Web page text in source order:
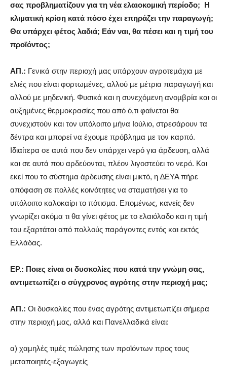
σας προβληµατίζουν για τη νέα ελαιοκοµική περίοδο; Η
κλιµατική κρίση κατά πόσο έχει επηράζει την παραγωγή;
Θα υπάρχει φέτος λαδιά; Εάν ναι, θα πέσει και η τιµή του
προϊόντος;
AΠ.: Γενικά στην περιοχή µας υπάρχουν αγροτεµάχια µε
ελιές που είναι φορτωµένες, αλλού µε µέτρια παραγωγή και
αλλού µε µηδενική. Φυσικά και η συνεχόµενη ανοµβρία και οι
αυξηµένες θερµοκρασίες που από ό,τι φαίνεται θα
συνεχιστούν και τον υπόλοιπο µήνα Ιούλιο, στρεσάρουν τα
δέντρα και µπορεί να έχουµε πρόβληµα µε τον καρπό.
Ιδιαίτερα σε αυτά που δεν υπάρχει νερό για άρδευση, αλλά
και σε αυτά που αρδεύονται, πλέον λιγοστεύει το νερό. Και
εκεί που το σύστηµα άρδευσης είναι µικτό, η ∆ΕΥΑ πήρε
απόφαση σε πολλές κοινότητες να σταµατήσει για το
υπόλοιπο καλοκαίρι το πότισµα. Εποµένως, κανείς δεν
γνωρίζει ακόµα τι θα γίνει φέτος µε το ελαιόλαδο και η τιµή
του εξαρτάται από πολλούς παράγοντες εντός και εκτός
Ελλάδας.
ΕΡ.: Ποιες είναι οι δυσκολίες που κατά την γνώµη σας,
αντιµετωπίζει ο σύγχρονος αγρότης στην περιοχή µας;
AΠ.: Οι δυσκολίες που ένας αγρότης αντιµετωπίζει σήµερα
στην περιοχή µας, αλλά και Πανελλαδικά είναι:
α) χαµηλές τιµές πώλησης των προϊόντων προς τους
µεταποιητές-εξαγωγείς